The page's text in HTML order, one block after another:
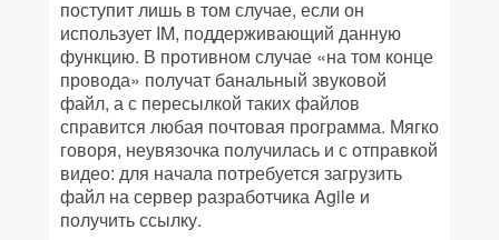
поступит лишь в том случае, если он
использует IM, поддерживающий данную
функцию. В противном случае «на том конце
провода» получат банальный звуковой
файл, а с пересылкой таких файлов
справится любая почтовая программа. Мягко
говоря, неувязочка получилась и с отправкой
видео: для начала потребуется загрузить
файл на сервер разработчика Agile и
получить ссылку.